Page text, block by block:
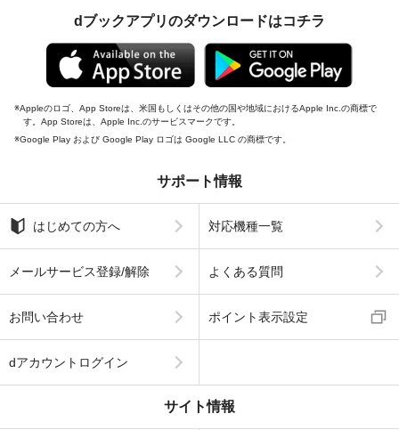
dブックアプリのダウンロードはコチラ
Appleのロゴ、App Storeは、米国もしくはその他の国や地域におけるApple Inc.の商標で
す。App Storeは、Apple Inc.のサービスマークです。
Google Play および Google Play ロゴは Google LLC の商標です。
サポート情報
はじめての方へ 対応機種一覧
メールサービス登録/解除 よくある質問
お問い合わせ ポイント表示設定
dアカウントログイン
サイト情報